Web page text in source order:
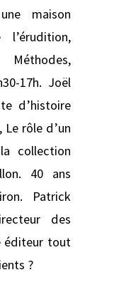
maison
17h. Joël
d’histoire
rôle d’un
collection
40 ans
Patrick
des
éditeur tout
?